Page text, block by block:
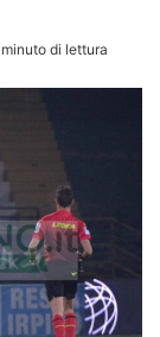
minuto di lettura